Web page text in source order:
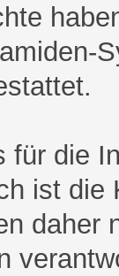
für die
ist die
daher